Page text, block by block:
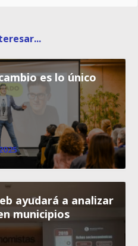
es lo único
ayudará a analizar
municipios